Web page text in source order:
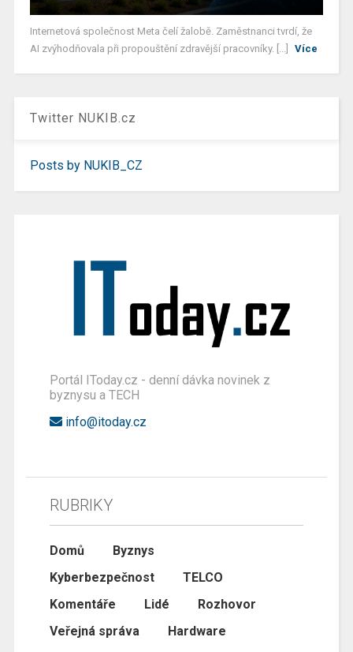
Internetová společnost Meta čelí žalobě. Zaměstnanci tvrdí, že
AI zvýhodňovala při propouštění zdravější pracovníky. [...]
Více
Twitter NUKIB.cz
Posts by NUKIB_CZ
Portál IToday.cz - denní dávka novinek z
byznysu a TECH
info@itoday.cz
RUBRIKY
Domů
Byznys
Kyberbezpečnost
TELCO
Komentáře
Lidé
Rozhovor
Veřejná správa
Hardware